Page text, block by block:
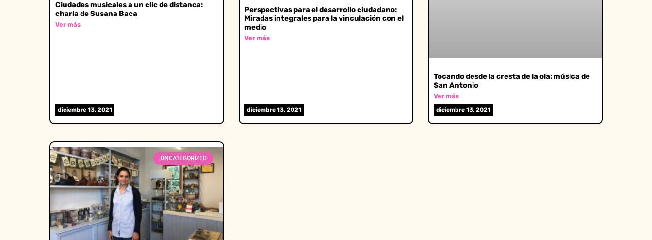
Ciudades musicales a un clic de distanca:
charla de Susana Baca
Ver más
diciembre 13, 2021
Perspectivas para el desarrollo ciudadano:
Miradas integrales para la vinculación con el
medio
Ver más
diciembre 13, 2021
Tocando desde la cresta de la ola: música de
San Antonio
Ver más
diciembre 13, 2021
UNCATEGORIZED